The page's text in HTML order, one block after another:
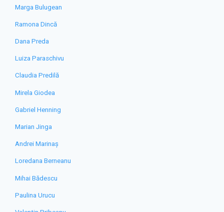
Marga Bulugean
Ramona Dincă
Dana Preda
Luiza Paraschivu
Claudia Predilă
Mirela Giodea
Gabriel Henning
Marian Jinga
Andrei Marinaș
Loredana Berneanu
Mihai Bădescu
Paulina Urucu